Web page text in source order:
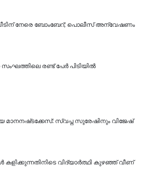
നേരെ ബോംബേറ്; പൊലീസ് അന്വേഷണം
രണ്ട് പേര്‍ പിടിയിൽ
മാനനഷ്‌ടക്കേസ്: സ്വപ്ന സുരേഷിനും വിജേഷ്‌
വിദ്യാർത്ഥി കുഴഞ്ഞ് വീണ്